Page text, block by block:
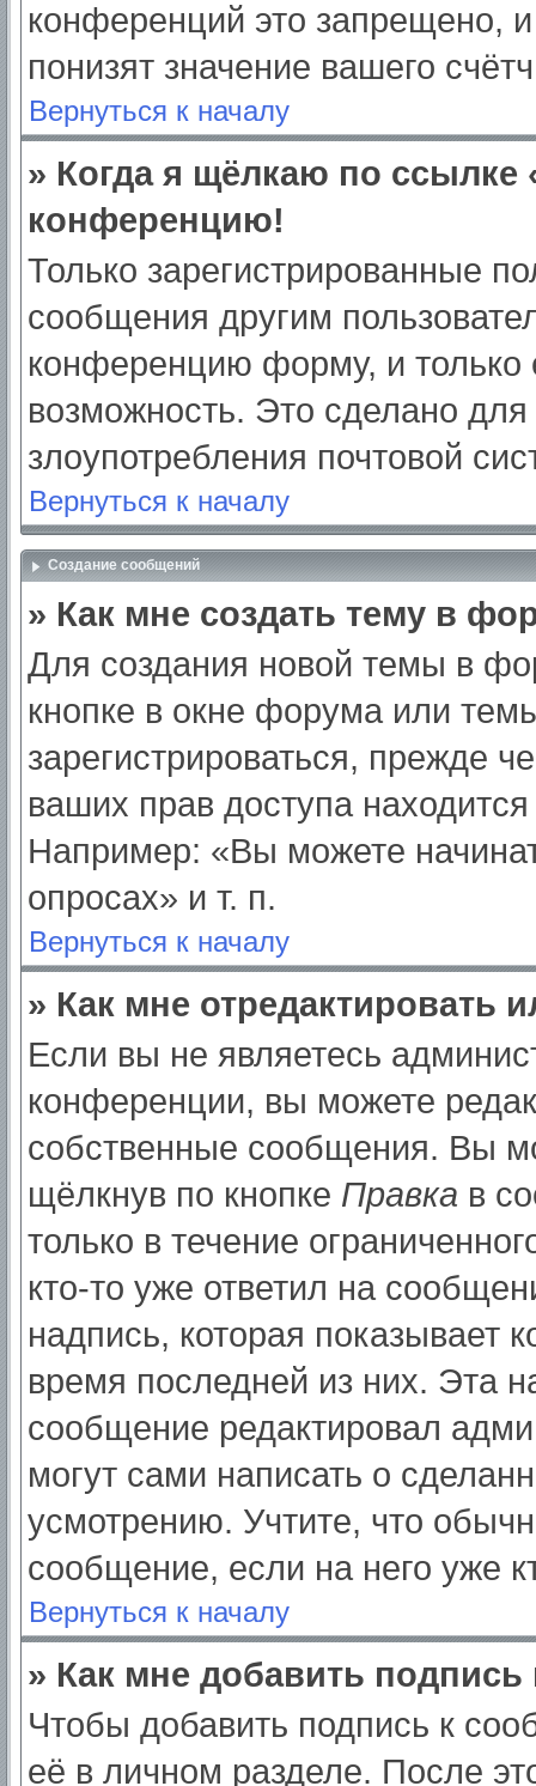
конференций это запрещено,
понизят значение вашего
Вернуться к началу
» Когда я щёлкаю по ссылке
конференцию!
Только зарегистрированные
сообщения другим
конференцию форму, и только
возможность. Это сделано для
злоупотребления почтовой
Вернуться к началу
Создание сообщений
» Как мне создать тему в
Для создания новой темы в
кнопке в окне форума или
зарегистрироваться, прежде
ваших прав доступа
Например: «Вы можете
опросах» и т. п.
Вернуться к началу
» Как мне отредактировать
Если вы не являетесь
конференции, вы можете
собственные сообщения. Вы
щёлкнув по кнопке Правка в
только в течение
кто-то уже ответил на
надпись, которая показывает
время последней из них. Эта
сообщение редактировал
могут сами написать о
усмотрению. Учтите, что
сообщение, если на него уже
Вернуться к началу
» Как мне добавить
Чтобы добавить подпись к
её в личном разделе. После